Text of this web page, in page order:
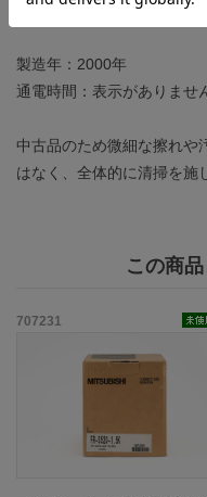
ます。
製造年：2000年
通電時間：表示がありませ
中古品のため微細な擦れや
はなく、全体的に清掃を施
この商
707231